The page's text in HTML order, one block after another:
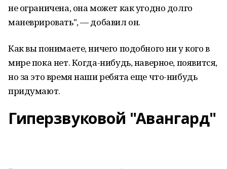
не ограничена, она может как угодно долго
маневрировать", — добавил он.
Как вы понимаете, ничего подобного ни у кого в
мире пока нет. Когда-нибудь, наверное, появится,
но за это время наши ребята еще что-нибудь
придумают.
Гиперзвуковой "Авангард"